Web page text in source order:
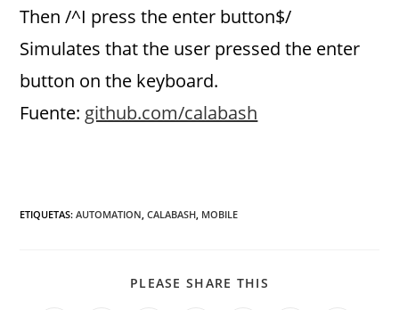
Then /^I press the enter button$/
Simulates that the user pressed the enter
button on the keyboard.
Fuente: github.com/calabash
ETIQUETAS:AUTOMATION, CALABASH, MOBILE
PLEASE SHARE THIS